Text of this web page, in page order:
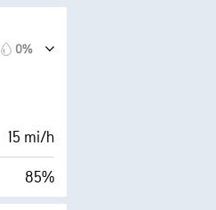
5 milhas
0%
15 mi/h
85%